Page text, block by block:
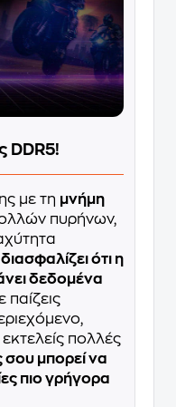
DDR5!
με τη μνήμη
πυρήνων,
διασφαλίζει ότι η
δεδομένα
παίζεις
πολλές
σου μπορεί να
πιο γρήγορα